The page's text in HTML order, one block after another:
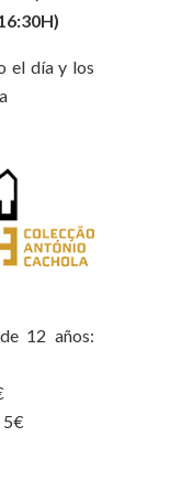
el día y los
12 años:
5€